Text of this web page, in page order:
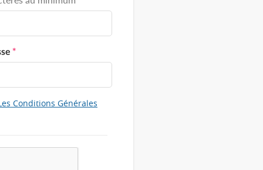
*
Conditions Générales